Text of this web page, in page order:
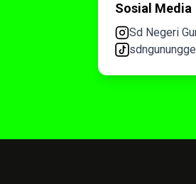
Sosial Media
Sd Negeri